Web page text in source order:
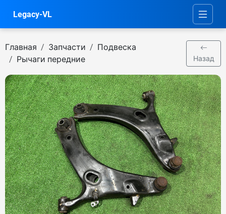
Legacy-VL
Главная Запчасти
Подвеска
Рычаги передние
Назад